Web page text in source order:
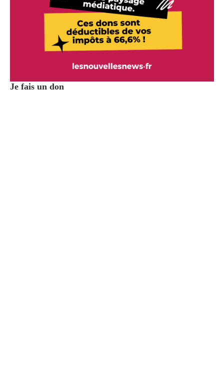
Je fais un don